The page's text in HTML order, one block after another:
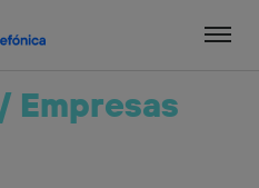
/ Empresas